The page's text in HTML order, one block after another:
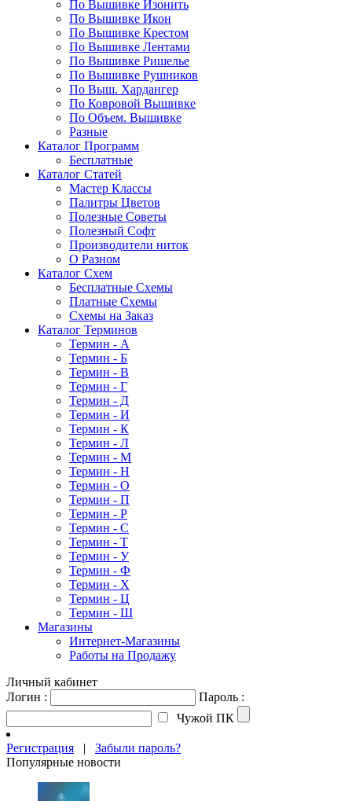
По Вышивке Изонить
По Вышивке Икон
По Вышивке Крестом
По Вышивке Лентами
По Вышивке Ришелье
По Вышивке Рушников
По Выш. Хардангер
По Ковровой Вышивке
По Объем. Вышивке
Разные
Каталог Программ
Бесплатные
Каталог Статей
Мастер Классы
Палитры Цветов
Полезные Советы
Полезный Софт
Производители ниток
О Разном
Каталог Схем
Бесплатные Схемы
Платные Схемы
Схемы на Заказ
Каталог Терминов
Термин - А
Термин - Б
Термин - В
Термин - Г
Термин - Д
Термин - И
Термин - К
Термин - Л
Термин - М
Термин - Н
Термин - О
Термин - П
Термин - Р
Термин - С
Термин - Т
Термин - У
Термин - Ф
Термин - Х
Термин - Ц
Термин - Ш
Магазины
Интернет-Магазины
Работы на Продажу
Личный кабинет
Логин :
Пароль :
Чужой ПК
Регистрация | Забыли пароль?
Популярные новости